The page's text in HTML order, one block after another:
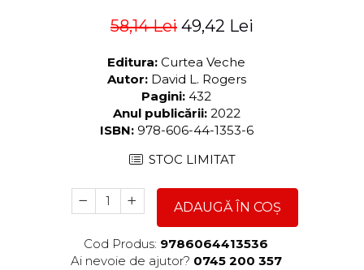
58,14 Lei 49,42 Lei
Editura: Curtea Veche
Autor: David L. Rogers
Pagini: 432
Anul publicării: 2022
ISBN: 978-606-44-1353-6
STOC LIMITAT
ADAUGĂ ÎN COȘ
Cod Produs: 9786064413536
Ai nevoie de ajutor? 0745 200 357